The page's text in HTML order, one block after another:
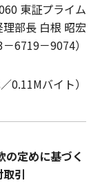
東証プライム
部長 白根 昭宏
－6719－9074）
0.11Mバイト）
の定めに基づく
引